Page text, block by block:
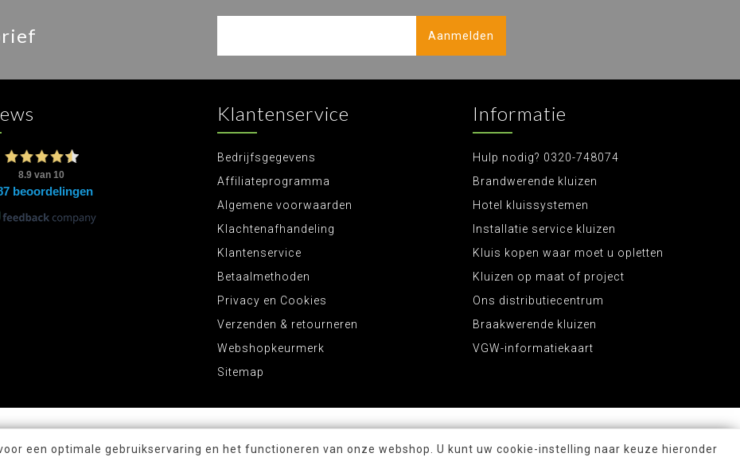
Aanmelden
Klantenservice
Bedrijfsgegevens
Affiliateprogramma
Algemene voorwaarden
Klachtenafhandeling
Klantenservice
Betaalmethoden
Privacy en Cookies
Verzenden & retourneren
Webshopkeurmerk
Sitemap
Informatie
Hulp nodig? 0320-748074
Brandwerende kluizen
Hotel kluissystemen
Installatie service kluizen
Kluis kopen waar moet u opletten
Kluizen op maat of project
Ons distributiecentrum
Braakwerende kluizen
VGW-informatiekaart
een optimale gebruikservaring en het functioneren van onze webshop. U kunt uw cookie-instelling naar keuze hieronder